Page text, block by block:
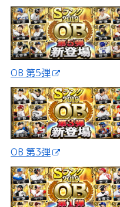
OB 第5弾
OB 第3弾